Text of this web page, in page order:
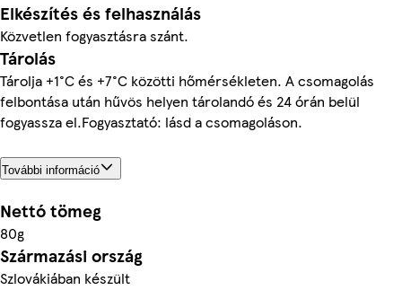
Elkészítés és felhasználás
Közvetlen fogyasztásra szánt.
Tárolás
Tárolja +1°C és +7°C közötti hőmérsékleten. A csomagolás
felbontása után hűvös helyen tárolandó és 24 órán belül
fogyassza el.Fogyasztató: lásd a csomagoláson.
További információ
Nettó tömeg
80g
Származási ország
Szlovákiában készült